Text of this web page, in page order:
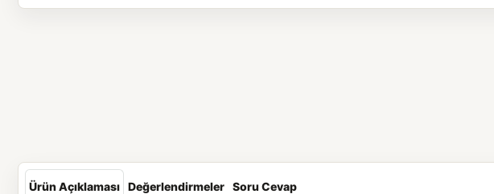
Ürün Açıklaması Değerlendirmeler Soru Cevap